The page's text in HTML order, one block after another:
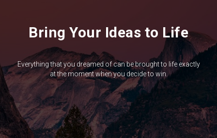
Bring Your Ideas to Life
Everything that you dreamed of can be brought to life exactly
at the moment when you decide to win.